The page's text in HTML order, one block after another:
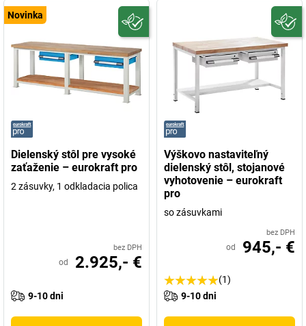
Novinka
Dielenský stôl pre vysoké
zaťaženie – eurokraft pro
2 zásuvky, 1 odkladacia polica
bez DPH
od 2.925,- €
9-10 dni
Výškovo nastaviteľný
dielenský stôl, stojanové
vyhotovenie – eurokraft
pro
so zásuvkami
bez DPH
od 945,- €
(1)
9-10 dni